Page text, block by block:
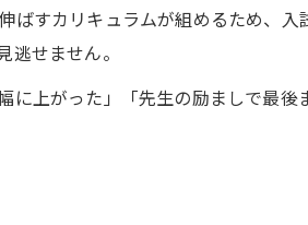
ばすカリキュラムが組めるため、
せません。
上がった」「先生の励ましで最